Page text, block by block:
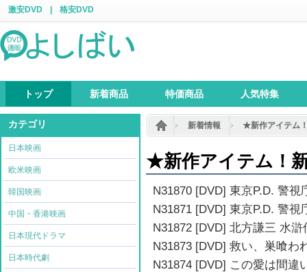
激安DVD 格安DVD
トップ 新着商品 特価商品 人気特集
カテゴリ
日本映画
欧米映画
韓国映画
中国・香港映画
日本現代ドラマ
日本時代劇
新着情報 ★新作アイテム
★新作アイテム！
N31870 [DVD] 東京P.D. 警
N31871 [DVD] 東京P.D. 警
N31872 [DVD] 北方謙三 水
N31873 [DVD] 救い、巣喰わ
N31874 [DVD] この愛は間違